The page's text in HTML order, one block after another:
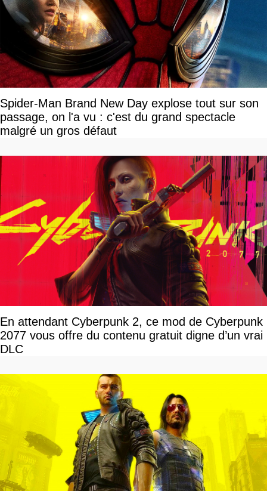
Spider-Man Brand New Day explose tout sur son
passage, on l'a vu : c'est du grand spectacle
malgré un gros défaut
En attendant Cyberpunk 2, ce mod de Cyberpunk
2077 vous offre du contenu gratuit digne d’un vrai
DLC